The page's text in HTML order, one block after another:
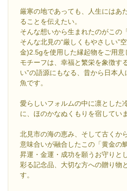
厳寒の地であっても、人生にはあ
ることを伝えたい。
そんな想いから生まれたのがこの
そんな北見の“厳しくもやさしい”
金)2.5gを使用した縁起物をご用意
モチーフは、幸福と繁栄を象徴
い”の語源にもなる、昔から日本
魚です。
愛らしいフォルムの中に凛とした
に、ほのかなぬくもりを宿していま
北見市の海の恵み、そして古くか
意味合いが融合したこの「黄金の鯛
昇運・金運・成功を願うお守りと
彩る記念品、大切な方への贈り物
す。